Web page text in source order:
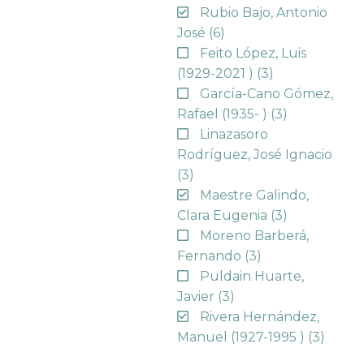
Rubio Bajo, Antonio
José (6)
Feito López, Luis
(1929-2021 ) (3)
García-Cano Gómez,
Rafael (1935- ) (3)
Linazasoro
Rodríguez, José Ignacio
(3)
Maestre Galindo,
Clara Eugenia (3)
Moreno Barberá,
Fernando (3)
Puldain Huarte,
Javier (3)
Rivera Hernández,
Manuel (1927-1995 ) (3)